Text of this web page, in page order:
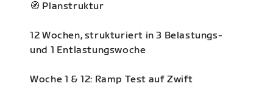
🧭 Planstruktur
12 Wochen, strukturiert in 3 Belastungs-
und 1 Entlastungswoche
Woche 1 & 12: Ramp Test auf Zwift